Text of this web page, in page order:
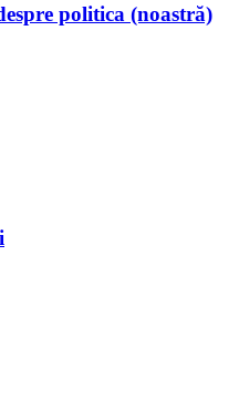
politica (noastră)